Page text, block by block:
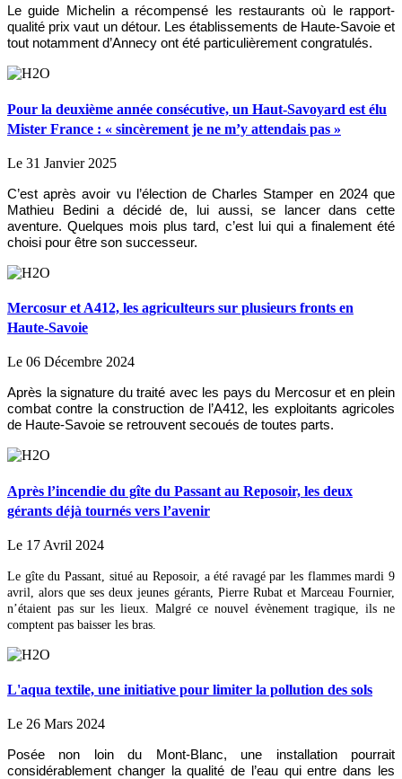
Le guide Michelin a récompensé les restaurants où le rapport-
qualité prix vaut un détour. Les établissements de Haute-Savoie et
tout notamment d’Annecy ont été particulièrement congratulés.
Pour la deuxième année consécutive, un Haut-Savoyard est élu
Mister France : « sincèrement je ne m’y attendais pas »
Le 31 Janvier 2025
C’est après avoir vu l’élection de Charles Stamper en 2024 que
Mathieu Bedini a décidé de, lui aussi, se lancer dans cette
aventure. Quelques mois plus tard, c’est lui qui a finalement été
choisi pour être son successeur.
Mercosur et A412, les agriculteurs sur plusieurs fronts en
Haute-Savoie
Le 06 Décembre 2024
Après la signature du traité avec les pays du Mercosur et en plein
combat contre la construction de l’A412, les exploitants agricoles
de Haute-Savoie se retrouvent secoués de toutes parts.
Après l’incendie du gîte du Passant au Reposoir, les deux
gérants déjà tournés vers l’avenir
Le 17 Avril 2024
Le gîte du Passant, situé au Reposoir, a été ravagé par les flammes mardi 9
avril, alors que ses deux jeunes gérants, Pierre Rubat et Marceau Fournier,
n’étaient pas sur les lieux. Malgré ce nouvel évènement tragique, ils ne
comptent pas baisser les bras.
L'aqua textile, une initiative pour limiter la pollution des sols
Le 26 Mars 2024
Posée non loin du Mont-Blanc, une installation pourrait
considérablement changer la qualité de l’eau qui entre dans les